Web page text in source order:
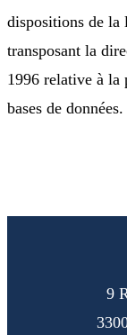
dispositions de
transposant la
1996 relative à la
bases de données.
9